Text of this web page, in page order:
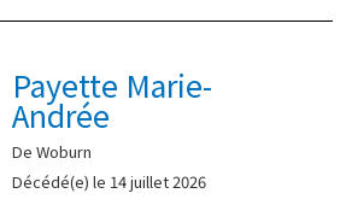
Payette Marie-
Andrée
De Woburn
Décédé(e) le 14 juillet 2026